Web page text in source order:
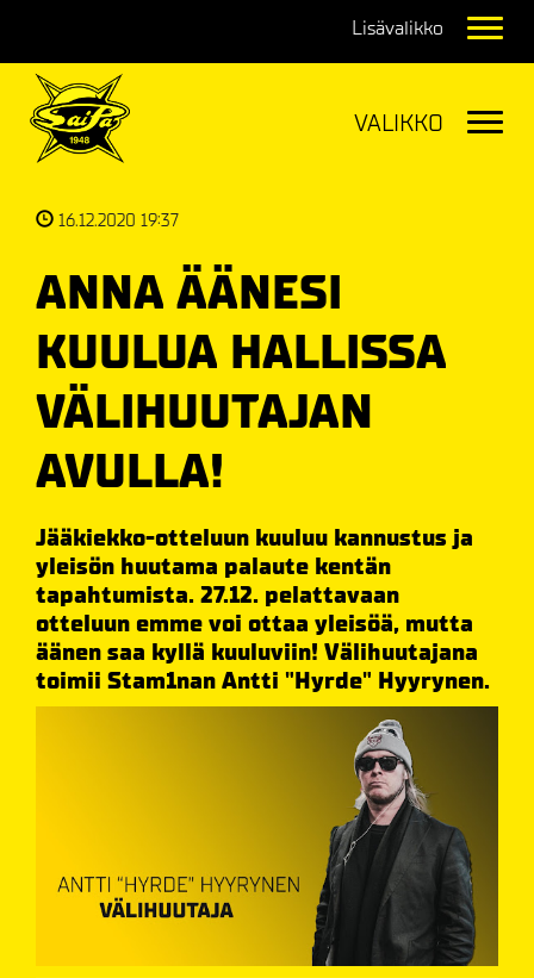
16.12.2020 19:37
ANNA ÄÄNESI
KUULUA HALLISSA
VÄLIHUUTAJAN
AVULLA!
Jääkiekko-otteluun kuuluu kannustus ja
yleisön huutama palaute kentän
tapahtumista. 27.12. pelattavaan
otteluun emme voi ottaa yleisöä, mutta
äänen saa kyllä kuuluviin! Välihuutajana
toimii Stam1nan Antti "Hyrde" Hyyrynen.